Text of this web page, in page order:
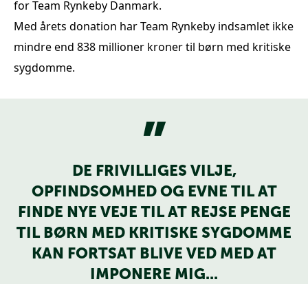
for Team Rynkeby Danmark.
Med årets donation har Team Rynkeby indsamlet ikke
mindre end 838 millioner kroner til børn med kritiske
sygdomme.
DE FRIVILLIGES VILJE,
OPFINDSOMHED OG EVNE TIL AT
FINDE NYE VEJE TIL AT REJSE PENGE
TIL BØRN MED KRITISKE SYGDOMME
KAN FORTSAT BLIVE VED MED AT
IMPONERE MIG...